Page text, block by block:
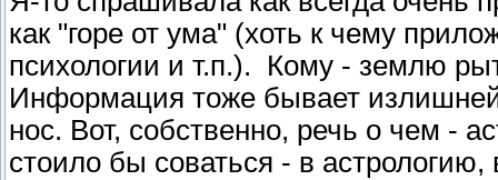
как "горе от ума" (хоть к чему
психологии и т.п.). Кому - землю
Информация тоже бывает
нос. Вот, собственно, речь о чем -
стоило бы соваться - в